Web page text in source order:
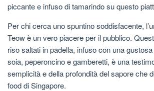
piccante e infuso di tamarindo su questo
Per chi cerca uno spuntino soddisfacente,
Teow è un vero piacere per il pubblico.
riso saltati in padella, infuso con una
soia, peperoncino e gamberetti, è una
semplicità e della profondità del sapore che
food di Singapore.